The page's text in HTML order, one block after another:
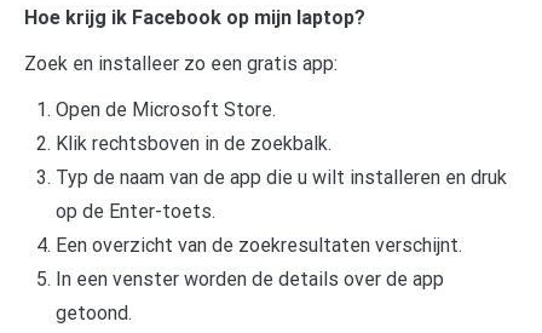
Hoe krijg ik Facebook op mijn laptop?
Zoek en installeer zo een gratis app:
Open de Microsoft Store.
Klik rechtsboven in de zoekbalk.
Typ de naam van de app die u wilt installeren en druk
op de Enter-toets.
Een overzicht van de zoekresultaten verschijnt.
In een venster worden de details over de app
getoond.